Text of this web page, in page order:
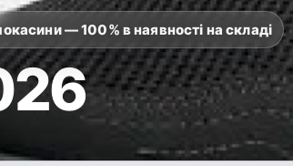
— 100% в наявності на складі